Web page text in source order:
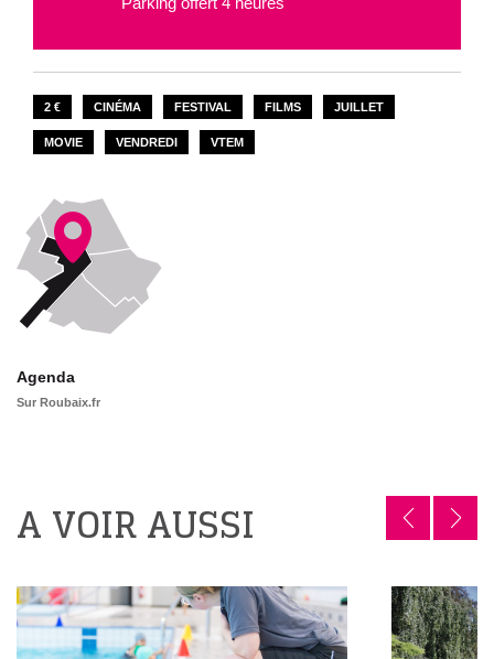
2 € CINÉMA FESTIVAL FILMS JUILLET
MOVIE VENDREDI VTEM
Agenda
Sur Roubaix.fr
A VOIR AUSSI